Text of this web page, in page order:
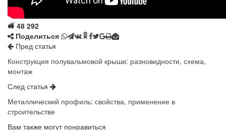
48 292
Поделиться
Пред статья
Конструкция полувальмовой крыши: разновидности, схема,
монтаж
След статья
Металлический профиль: свойства, применение в
строительстве
Вам также могут понравиться